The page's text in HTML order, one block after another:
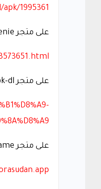
1995361/
على متجر mobogenie
على متجر apk-dl
على متجر apkname